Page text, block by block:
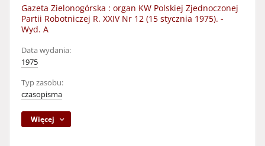
Gazeta Zielonogórska : organ KW Polskiej Zjednoczonej
Partii Robotniczej R. XXIV Nr 12 (15 stycznia 1975). -
Wyd. A
Data wydania:
1975
Typ zasobu:
czasopisma
Więcej